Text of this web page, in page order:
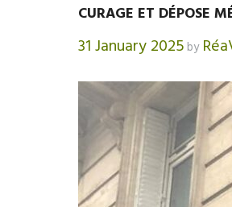
CURAGE ET DÉPOSE
31 January 2025 by